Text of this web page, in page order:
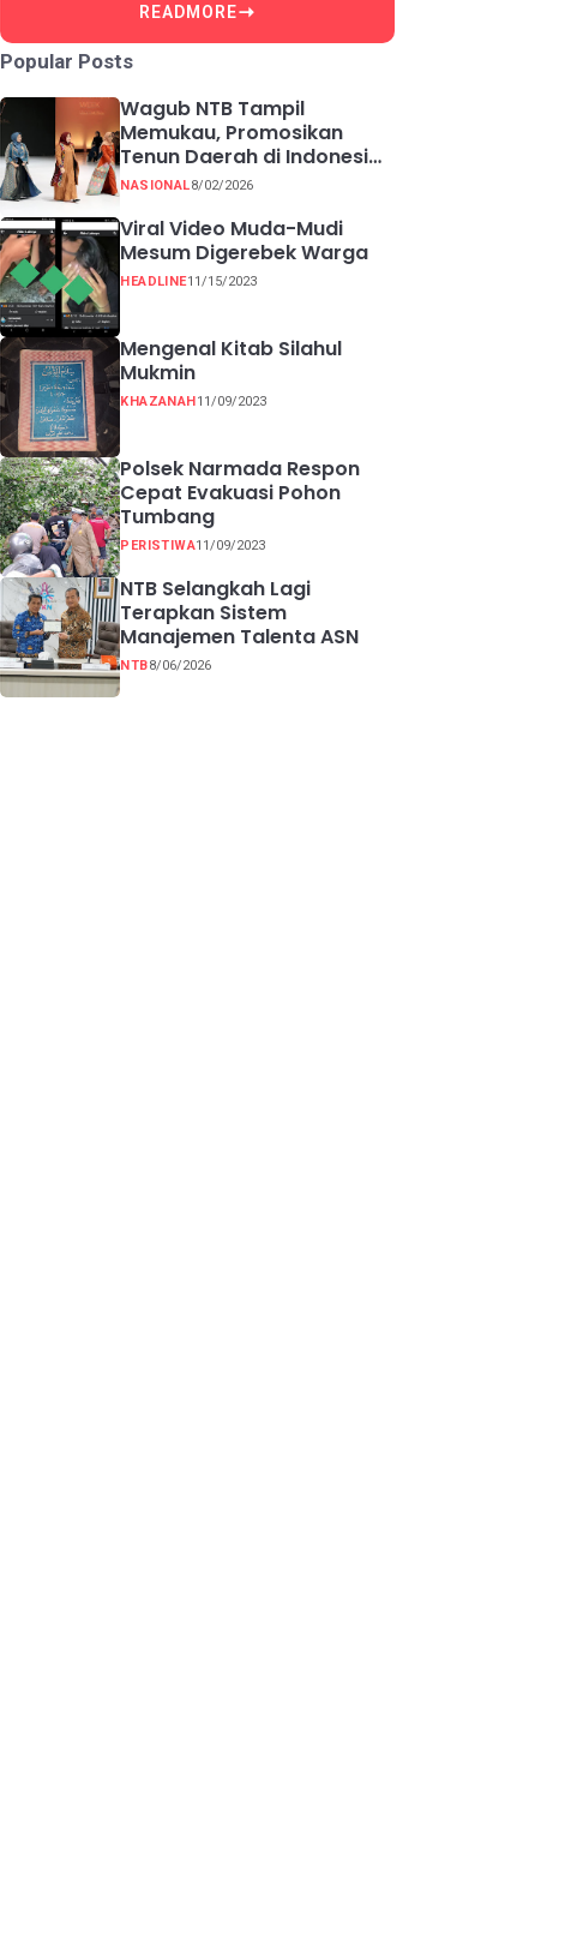
READMORE
Popular Posts
Wagub NTB Tampil
Memukau, Promosikan
Tenun Daerah di Indonesia
Fashion Week 2026
NASIONAL8/02/2026
Viral Video Muda-Mudi
Mesum Digerebek Warga
HEADLINE11/15/2023
Mengenal Kitab Silahul
Mukmin
KHAZANAH11/09/2023
Polsek Narmada Respon
Cepat Evakuasi Pohon
Tumbang
PERISTIWA11/09/2023
NTB Selangkah Lagi
Terapkan Sistem
Manajemen Talenta ASN
NTB8/06/2026